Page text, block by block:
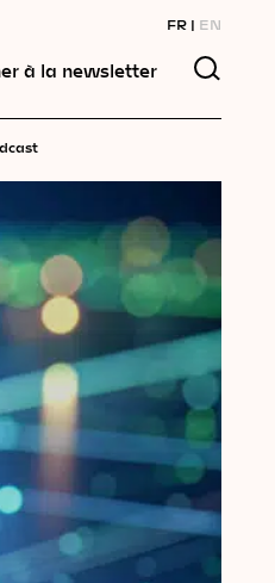
FR EN
à la newsletter